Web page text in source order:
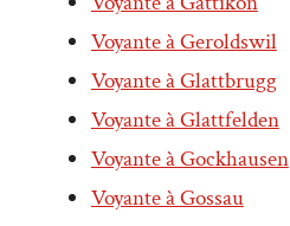
Voyante à Geroldswil
Voyante à Glattbrugg
Voyante à Glattfelden
Voyante à Gockhausen
Voyante à Gossau